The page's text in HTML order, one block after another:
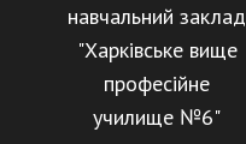
навчальний заклад
"Харківське вище
професійне
училище №6"